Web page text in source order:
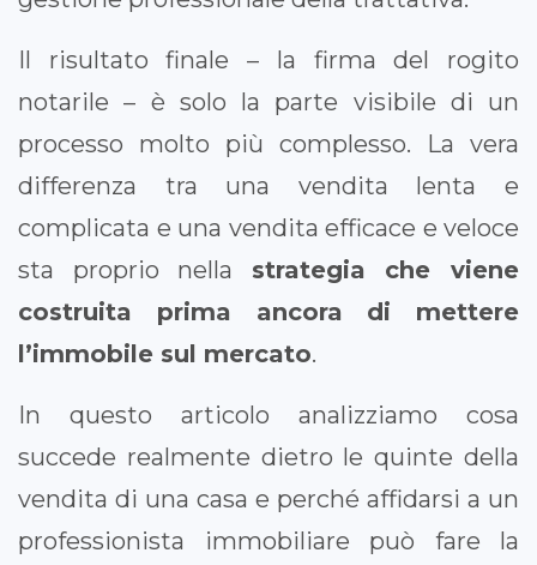
Il risultato finale – la firma del rogito
notarile – è solo la parte visibile di un
processo molto più complesso. La vera
differenza tra una vendita lenta e
complicata e una vendita efficace e veloce
sta proprio nella strategia che viene
costruita prima ancora di mettere
l’immobile sul mercato.
In questo articolo analizziamo cosa
succede realmente dietro le quinte della
vendita di una casa e perché affidarsi a un
professionista immobiliare può fare la